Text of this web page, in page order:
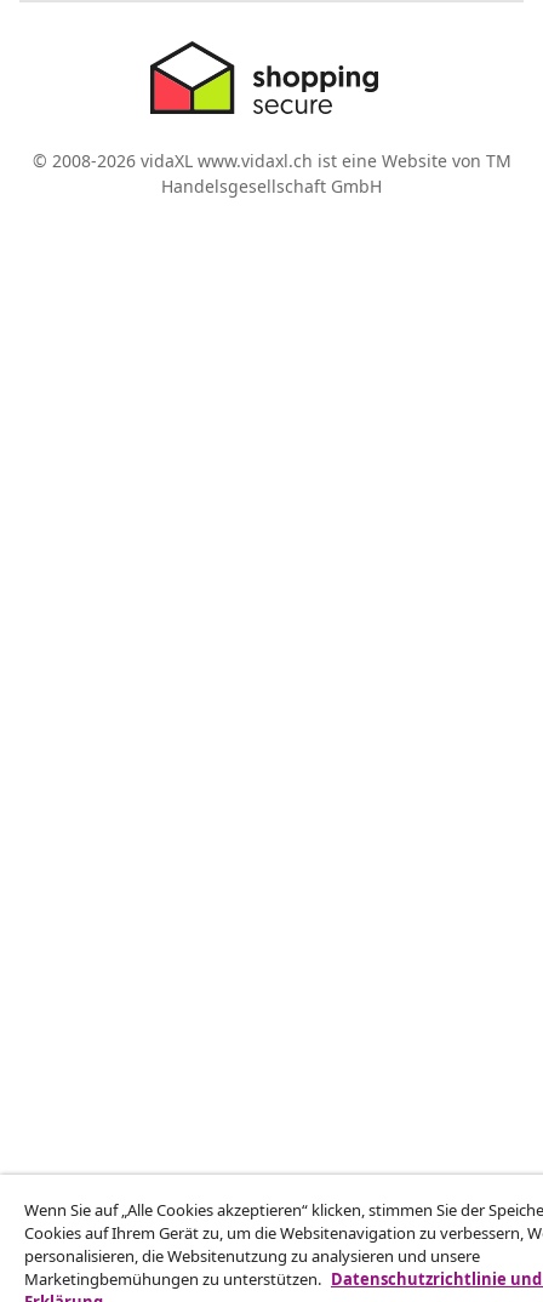
© 2008-2026 vidaXL www.vidaxl.ch ist eine Website von TM
Handelsgesellschaft GmbH
Wenn Sie auf „Alle Cookies akzeptieren“ klicken, stimmen Sie der
Cookies auf Ihrem Gerät zu, um die Websitenavigation zu verbessern,
personalisieren, die Websitenutzung zu analysieren und unsere
Marketingbemühungen zu unterstützen. Datenschutzrichtlinie und